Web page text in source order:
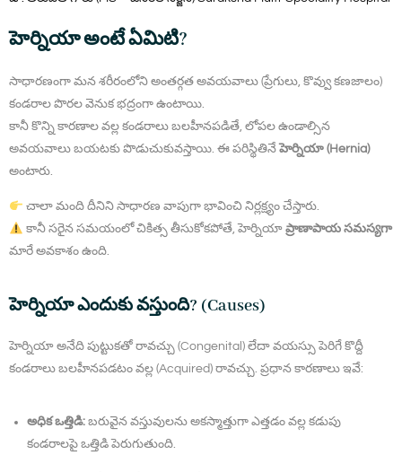
హెర్నియా అంటే ఏమిటి?
సాధారణంగా మన శరీరంలోని అంతర్గత అవయవాలు (ప్రేగులు, కొవ్వు కణజాలం)
కండరాల పొరల వెనుక భద్రంగా ఉంటాయి.
కానీ కొన్ని కారణాల వల్ల కండరాలు బలహీనపడితే, లోపల ఉండాల్సిన
అవయవాలు బయటకు పొడుచుకువస్తాయి. ఈ పరిస్థితినే హెర్నియా (Hernia)
అంటారు.
చాలా మంది దీనిని సాధారణ వాపుగా భావించి నిర్లక్ష్యం చేస్తారు.
కానీ సరైన సమయంలో చికిత్స తీసుకోకపోతే, హెర్నియా ప్రాణాపాయ సమస్యగా
మారే అవకాశం ఉంది.
హెర్నియా ఎందుకు వస్తుంది? (Causes)
హెర్నియా అనేది పుట్టుకతో రావచ్చు (Congenital) లేదా వయస్సు పెరిగే కొద్దీ
కండరాలు బలహీనపడటం వల్ల (Acquired) రావచ్చు. ప్రధాన కారణాలు ఇవే:
అధిక ఒత్తిడి: బరువైన వస్తువులను అకస్మాత్తుగా ఎత్తడం వల్ల కడుపు
కండరాలపై ఒత్తిడి పెరుగుతుంది.